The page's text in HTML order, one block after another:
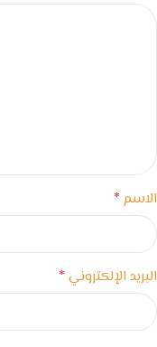
الاسم *
البريد الإلكتروني *